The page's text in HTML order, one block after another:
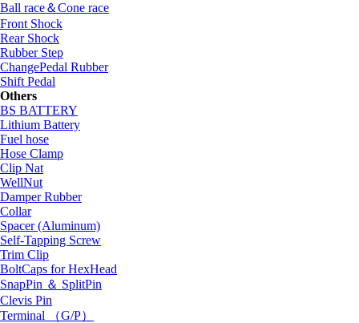
Ball race＆Cone race
Front Shock
Rear Shock
Rubber Step
ChangePedal Rubber
Shift Pedal
Others
BS BATTERY
Lithium Battery
Fuel hose
Hose Clamp
Clip Nat
WellNut
Damper Rubber
Collar
Spacer (Aluminum)
Self-Tapping Screw
Trim Clip
BoltCaps for HexHead
SnapPin ＆ SplitPin
Clevis Pin
Terminal （G/P）